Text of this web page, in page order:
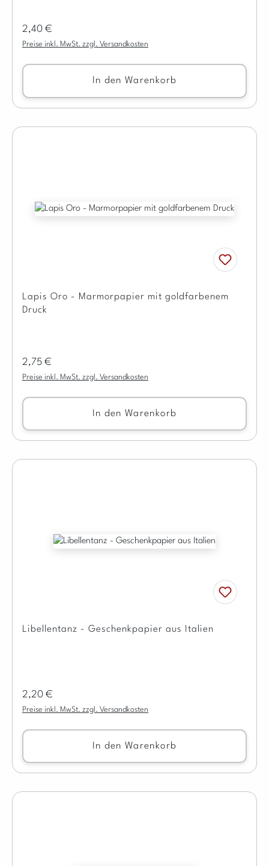
Regulärer Preis:
2,40 €
Preise inkl. MwSt. zzgl. Versandkosten
In den Warenkorb
Lapis Oro - Marmorpapier mit goldfarbenem
Druck
Regulärer Preis:
2,75 €
Preise inkl. MwSt. zzgl. Versandkosten
In den Warenkorb
Libellentanz - Geschenkpapier aus Italien
Regulärer Preis:
2,20 €
Preise inkl. MwSt. zzgl. Versandkosten
In den Warenkorb